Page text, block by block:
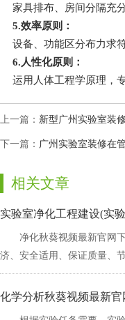
家具排布、房间分隔充
5.效率原则 ：
设备、功能区分布力求
6.人性化原则：
运用人体工程学原理，
上一篇： 新型广州实验室装
下一篇： 广州实验室装修在
相关文章
实验室净化工程建设(实
净化秋葵视频最新官网
济、安全适用、保证质量
化学分析秋葵视频最新